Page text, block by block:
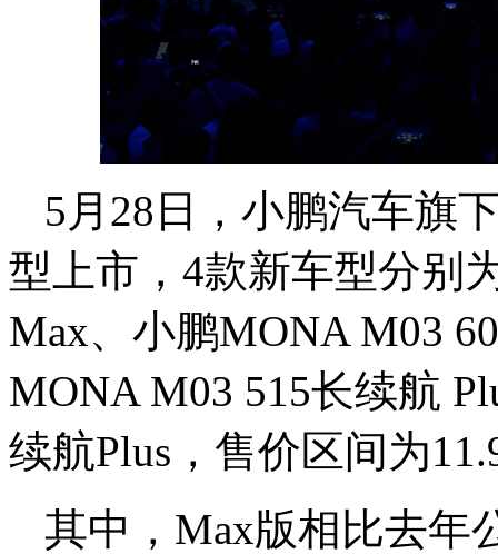
5月28日，小鹏汽车旗
型上市，4款新车型分别
Max、小鹏MONA M03
MONA M03 515长续航
续航Plus，售价区间为
其中，Max版相比去年